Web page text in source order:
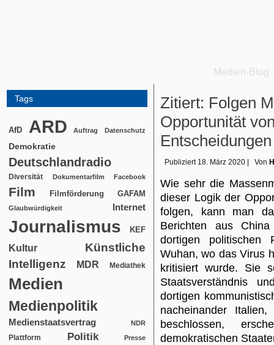
Medien-Blog
Tags
AfD ARD Auftrag Datenschutz
Demokratie
Deutschlandradio
Diversität Dokumentarfilm Facebook
Film Filmförderung GAFAM
Glaubwürdigkeit Internet
Journalismus KEF
Kultur
Künstliche
Intelligenz
MDR Mediathek
Medien
Medienpolitik
Medienstaatsvertrag NDR
Plattform Politik Presse
Zitiert: Folgen
Opportunität
Entscheidungen
Publiziert 18. März 2020 Von
Wie sehr die
dieser Logik der
folgen, kann man
Berichten aus
dortigen politischen
Wuhan, wo das Virus
kritisiert wurde. Sie
Staatsverständnis
dortigen
nacheinander
beschlossen,
demokratischen